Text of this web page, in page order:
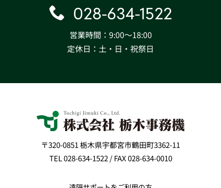
028-634-1522
営業時間：9:00〜18:00
定休日：土・日・祝祭日
〒320-0851 栃木県宇都宮市鶴田町3362-11
TEL 028-634-1522 / FAX 028-634-0010